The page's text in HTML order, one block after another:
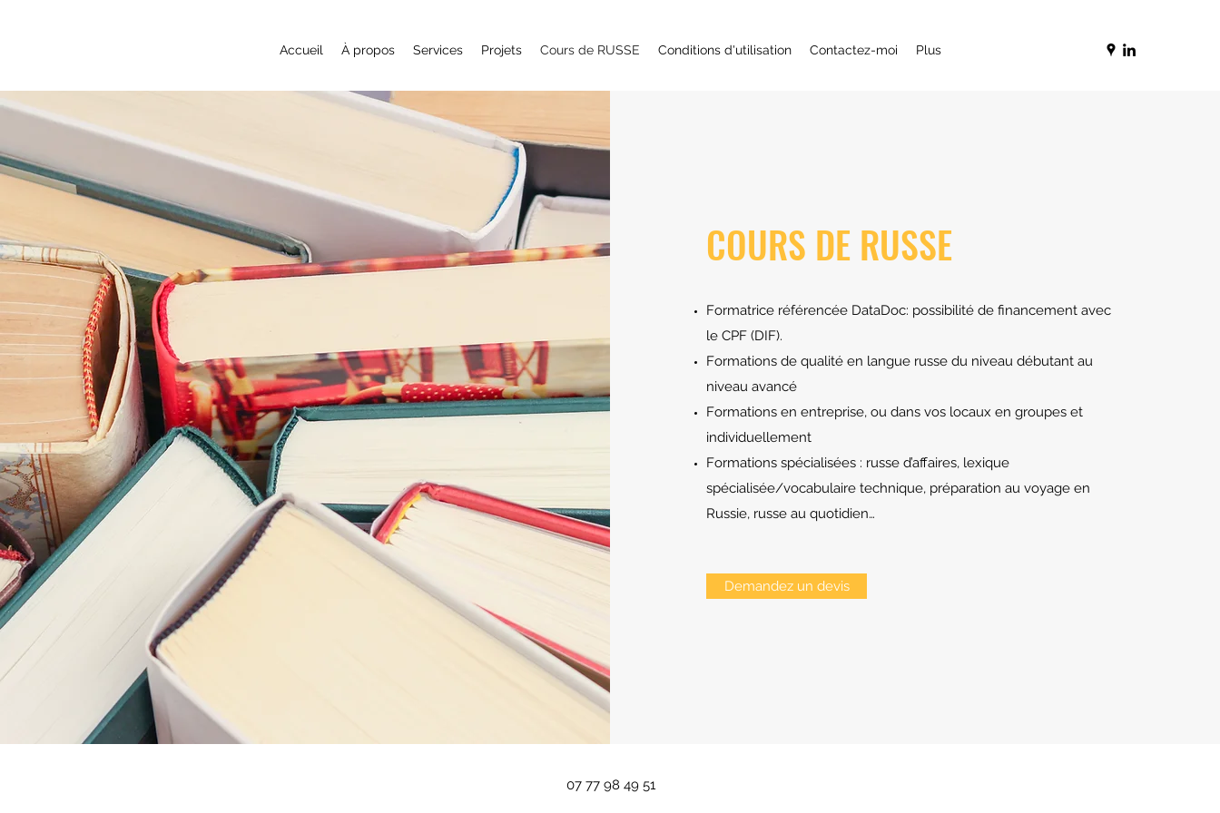
Accueil À propos Services Projets Cours de RUSSE Conditions d'utilisation Contactez-moi Plus
COURS DE RUSSE
Formatrice référencée DataDoc: possibilité de financement avec
le CPF (DIF).
Formations de qualité en langue russe du niveau débutant au
niveau avancé
Formations en entreprise, ou dans vos locaux en groupes et
individuellement
Formations spécialisées : russe d’affaires, lexique
spécialisée/vocabulaire technique, préparation au voyage en
Russie, russe au quotidien…
Demandez un devis
07 77 98 49 51